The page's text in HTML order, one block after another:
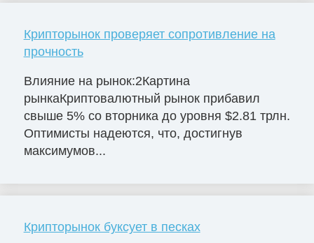
Крипторынок проверяет сопротивление на
прочность
Влияние на рынок:2Картина
рынкаКриптовалютный рынок прибавил
свыше 5% со вторника до уровня $2.81 трлн.
Оптимисты надеются, что, достигнув
максимумов...
Крипторынок буксует в песках